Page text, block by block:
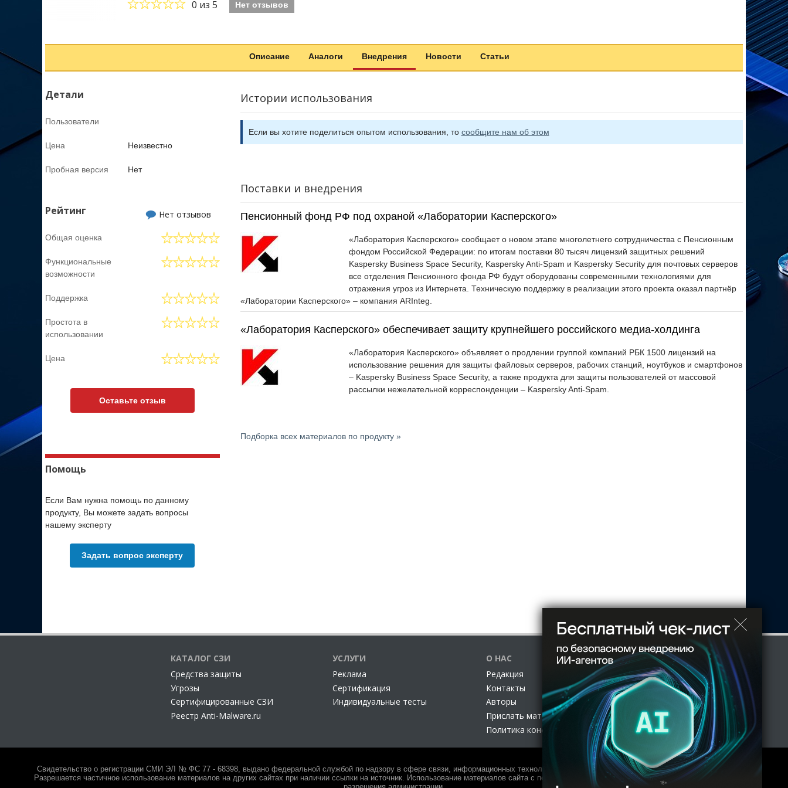
0 из 5 Нет отзывов
Описание Аналоги Внедрения Новости Статьи
Детали
Пользователи
Цена Неизвестно
Пробная версия Нет
Рейтинг Нет отзывов
Общая оценка
Функциональные
возможности
Поддержка
Простота в
использовании
Цена
Оставьте отзыв
Помощь
Если Вам нужна помощь по данному
продукту, Вы можете задать вопросы
нашему эксперту
Задать вопрос эксперту
Истории использования
Если вы хотите поделиться опытом использования, то сообщите нам об этом
Поставки и внедрения
Пенсионный фонд РФ под охраной «Лаборатории Касперского»
«Лаборатория Касперского» сообщает о новом этапе многолетнего сотрудничества с Пенсионным
фондом Российской Федерации: по итогам поставки 80 тысяч лицензий защитных решений
Kaspersky Business Space Security, Kaspersky Anti-Spam и Kaspersky Security для почтовых серверов
все отделения Пенсионного фонда РФ будут оборудованы современными технологиями для
отражения угроз из Интернета. Техническую поддержку в реализации этого проекта оказал партнёр
«Лаборатории Касперского» – компания ARInteg.
«Лаборатория Касперского» обеспечивает защиту крупнейшего российского медиа-холдинга
«Лаборатория Касперского» объявляет о продлении группой компаний РБК 1500 лицензий на
использование решения для защиты файловых серверов, рабочих станций, ноутбуков и смартфонов
– Kaspersky Business Space Security, а также продукта для защиты пользователей от массовой
рассылки нежелательной корреспонденции – Kaspersky Anti-Spam.
Подборка всех материалов по продукту »
КАТАЛОГ СЗИ
Cредства защиты
Угрозы
Сертифицированные СЗИ
Реестр Anti-Malware.ru
УСЛУГИ
Реклама
Сертификация
Индивидуальные тесты
О НАС
Редакция
Контакты
Авторы
Прислать материал
Политика конфиденциальности
Свидетельство о регистрации СМИ ЭЛ № ФС 77 - 68398, выдано федеральной службой по надзору в сфере связи, информационных технологий и массовых коммуникаций (Роскомнадзор) 27.01.2017
Разрешается частичное использование материалов на других сайтах при наличии ссылки на источник. Использование материалов сайта с полной копией оригинала допускается только с письменного